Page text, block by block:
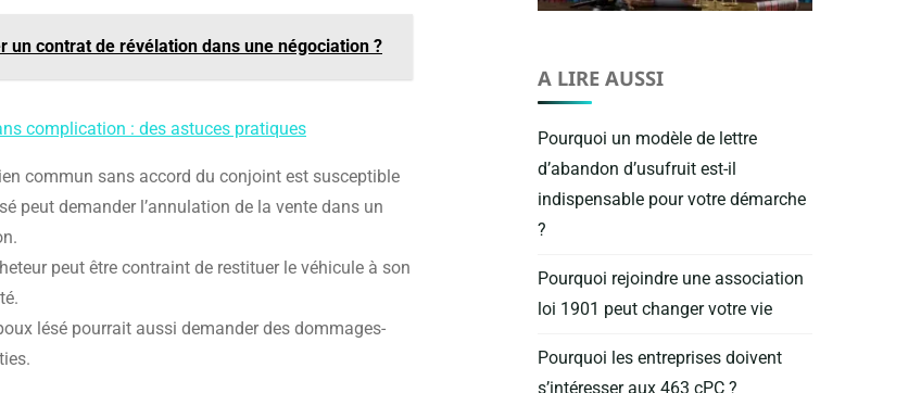
un contrat de révélation dans une négociation ?
complication : des astuces pratiques
commun sans accord du conjoint est susceptible
peut demander l’annulation de la vente dans un
peut être contraint de restituer le véhicule à son
lésé pourrait aussi demander des dommages-
A LIRE AUSSI
Pourquoi un modèle de lettre
d’abandon d’usufruit est-il
indispensable pour votre démarche
?
Pourquoi rejoindre une association
loi 1901 peut changer votre vie
Pourquoi les entreprises doivent
s’intéresser aux 463 cPC ?